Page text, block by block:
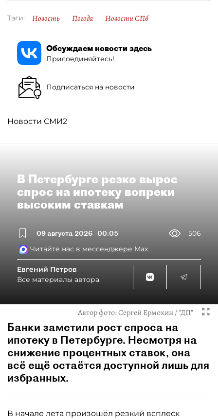
Тэги: Новость Погода Новости СПб
Обсуждаем новости здесь
Присоединяйтесь!
Подписаться на новости
Новости СМИ2
В Петербурге резко вырос
спрос на ипотеку вопреки
высоким ставкам
09 августа 2026 00:05
506
Читайте нас в мессенджере Max
Евгений Петров
Все материалы автора
Автор фото:Сергей Ермохин / "ДП"
Банки заметили рост спроса на
ипотеку в Петербурге. Несмотря на
снижение процентных ставок, она
всё ещё остаётся доступной лишь для
избранных.
В начале лета произошёл резкий всплеск